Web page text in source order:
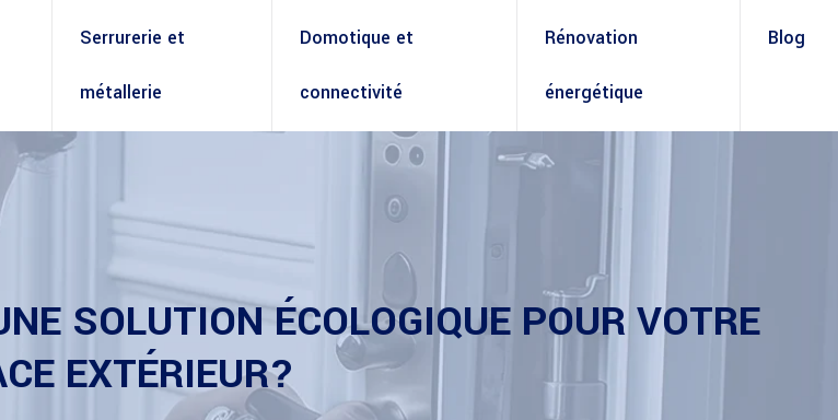
Serrurerie et
métallerie
Domotique et
connectivité
Rénovation
énergétique
Blog
SOLUTION ÉCOLOGIQUE POUR VOTRE
EXTÉRIEUR?